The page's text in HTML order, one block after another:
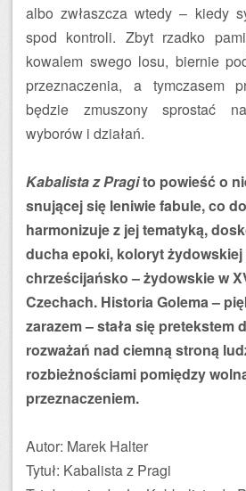
albo zwłaszcza wtedy – kiedy
spod kontroli. Zbyt rzadko
kowalem swego losu, biernie
przeznaczenia, a tymczasem
będzie zmuszony sprostać
wyborów i działań.
Kabalista z Pragito powieść o
snującej się leniwie fabule, co
harmonizuje z jej tematyką,
ducha epoki, koloryt
chrześcijańsko – żydowskie w
Czechach. Historia Golema –
zarazem – stała się pretekstem
rozważań nad ciemną stroną
rozbieżnościami pomiędzy
przeznaczeniem.
Autor: Marek Halter
Tytuł: Kabalista z Pragi